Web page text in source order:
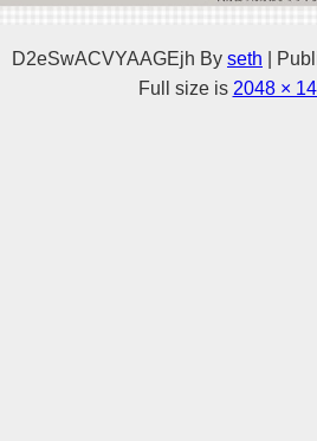
D2eSwACVYAAGEjh By seth
Full size is 2048 ×